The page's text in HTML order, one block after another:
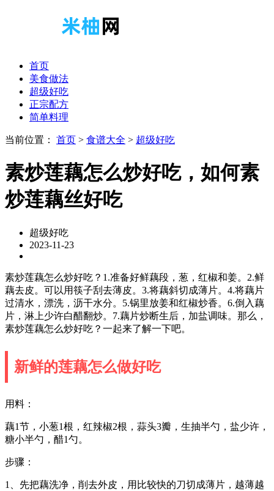
首页
美食做法
超级好吃
正宗配方
简单料理
当前位置： 首页 > 食谱大全 > 超级好吃
素炒莲藕怎么炒好吃，如何素
炒莲藕丝好吃
超级好吃
2023-11-23
素炒莲藕怎么炒好吃？1.准备好鲜藕段，葱，红椒和姜。2.鲜
藕去皮。可以用筷子刮去薄皮。3.将藕斜切成薄片。4.将藕片
过清水，漂洗，沥干水分。5.锅里放姜和红椒炒香。6.倒入藕
片，淋上少许白醋翻炒。7.藕片炒断生后，加盐调味。那么，
素炒莲藕怎么炒好吃？一起来了解一下吧。
新鲜的莲藕怎么做好吃
用料：
藕1节，小葱1根，红辣椒2根，蒜头3瓣，生抽半勺，盐少许，
糖小半勺，醋1勺。
步骤：
1、先把藕洗净，削去外皮，用比较快的刀切成薄片，越薄越